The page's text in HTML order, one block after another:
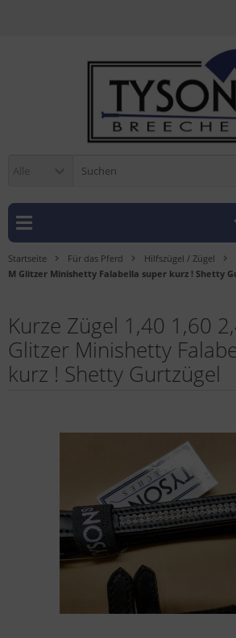
Alle
Startseite Für das Pferd Hilfszügel / Zügel
M Glitzer Minishetty Falabella super kurz ! Shetty
Kurze Zügel 1,40 1,60
Glitzer Minishetty
kurz ! Shetty Gurtzügel